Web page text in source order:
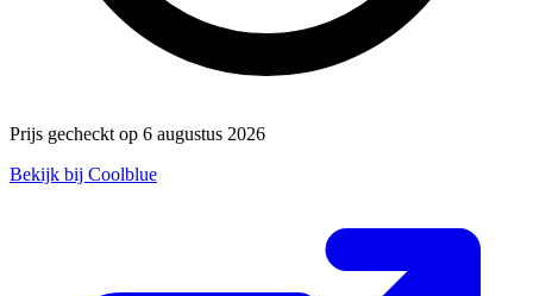
Prijs gecheckt op 6 augustus 2026
Bekijk bij Coolblue